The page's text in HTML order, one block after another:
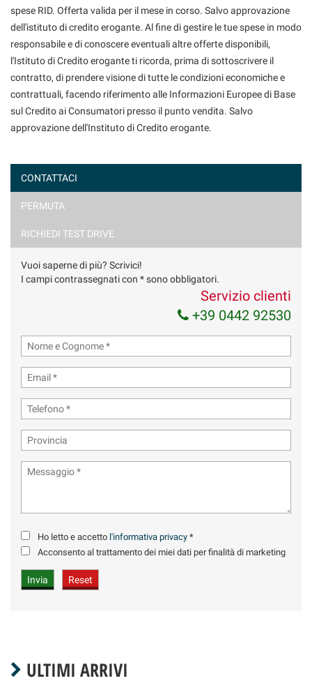
Ho letto e accetto
marketing
Invia la tua richiesta
spese RID. Offerta valida per il mese in corso. Salvo approvazione
dell'istituto di credito erogante. Al fine di gestire le tue spese in modo
responsabile e di conoscere eventuali altre offerte disponibili,
l'Istituto di Credito erogante ti ricorda, prima di sottoscrivere il
contratto, di prendere visione di tutte le condizioni economiche e
contrattuali, facendo riferimento alle Informazioni Europee di Base
sul Credito ai Consumatori presso il punto vendita. Salvo
approvazione dell'Instituto di Credito erogante.
CONTATTACI
PERMUTA
RICHIEDI TEST DRIVE
Vuoi saperne di più? Scrivici!
I campi contrassegnati con * sono obbligatori.
Servizio clienti
+39 0442 92530
Ho letto e accetto l'informativa privacy *
Acconsento al trattamento dei miei dati per finalità di marketing
ULTIMI ARRIVI